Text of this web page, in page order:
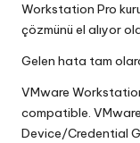
Workstation Pro
çözmünü el alıyor
Gelen hata tam
VMware
compatible.
Device/Credential